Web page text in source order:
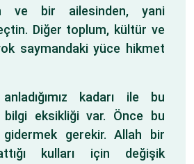
ve bir ailesinden, yani
Diğer toplum, kültür ve
saymandaki yüce hikmet
kadarı ile bu
bilgi eksikliği var. Önce bu
gidermek gerekir. Allah bir
kulları için değişik